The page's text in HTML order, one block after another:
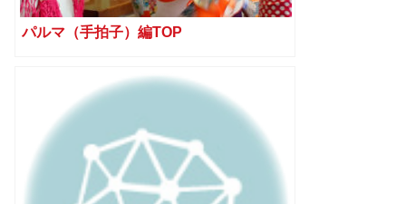
パルマ（手拍子）編TOP